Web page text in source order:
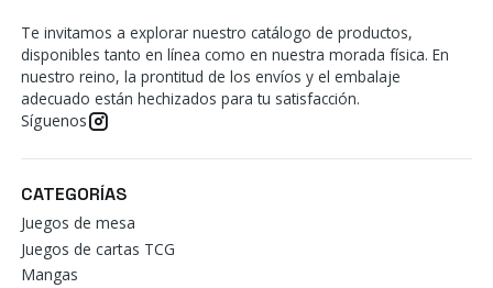
Te invitamos a explorar nuestro catálogo de productos,
disponibles tanto en línea como en nuestra morada física. En
nuestro reino, la prontitud de los envíos y el embalaje
adecuado están hechizados para tu satisfacción.
Síguenos
CATEGORÍAS
Juegos de mesa
Juegos de cartas TCG
Mangas